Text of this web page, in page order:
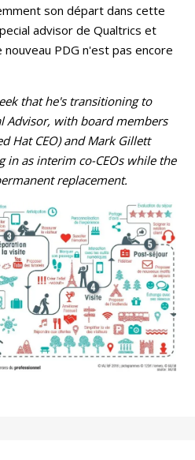
son départ dans cette
advisor de Qualtrics et
nouveau PDG n'est pas encore
that he's transitioning to
Advisor, with board members
Hat CEO) and Mark Gillett
in as interim co-CEOs while the
replacement.